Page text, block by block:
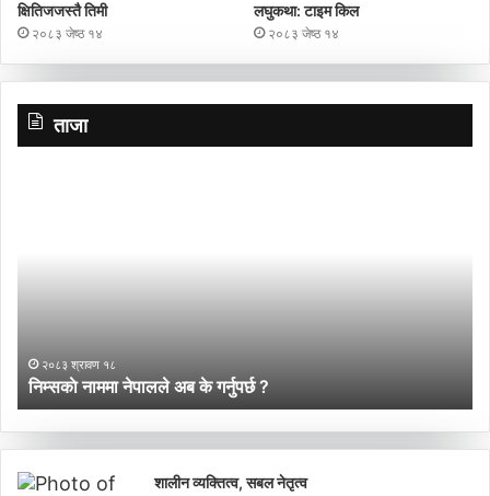
क्षितिजजस्तै तिमी
२०८३ जेष्ठ १४
लघुकथा: टाइम किल
२०८३ जेष्ठ १४
ताजा
२०८३ श्रावण १८
निम्सकाे नाममा नेपालले अब के गर्नुपर्छ ?
शालीन व्यक्तित्व, सबल नेतृत्व